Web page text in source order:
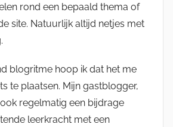
rond een bepaald thema of
site. Natuurlijk altijd netjes met
blogritme hoop ik dat het me
te plaatsen. Mijn gastblogger,
regelmatig een bijdrage
leerkracht met een